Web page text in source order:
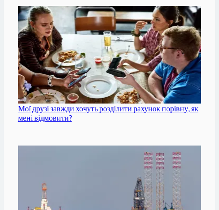
Мої друзі завжди хочуть розділити рахунок порівну, як
мені відмовити?